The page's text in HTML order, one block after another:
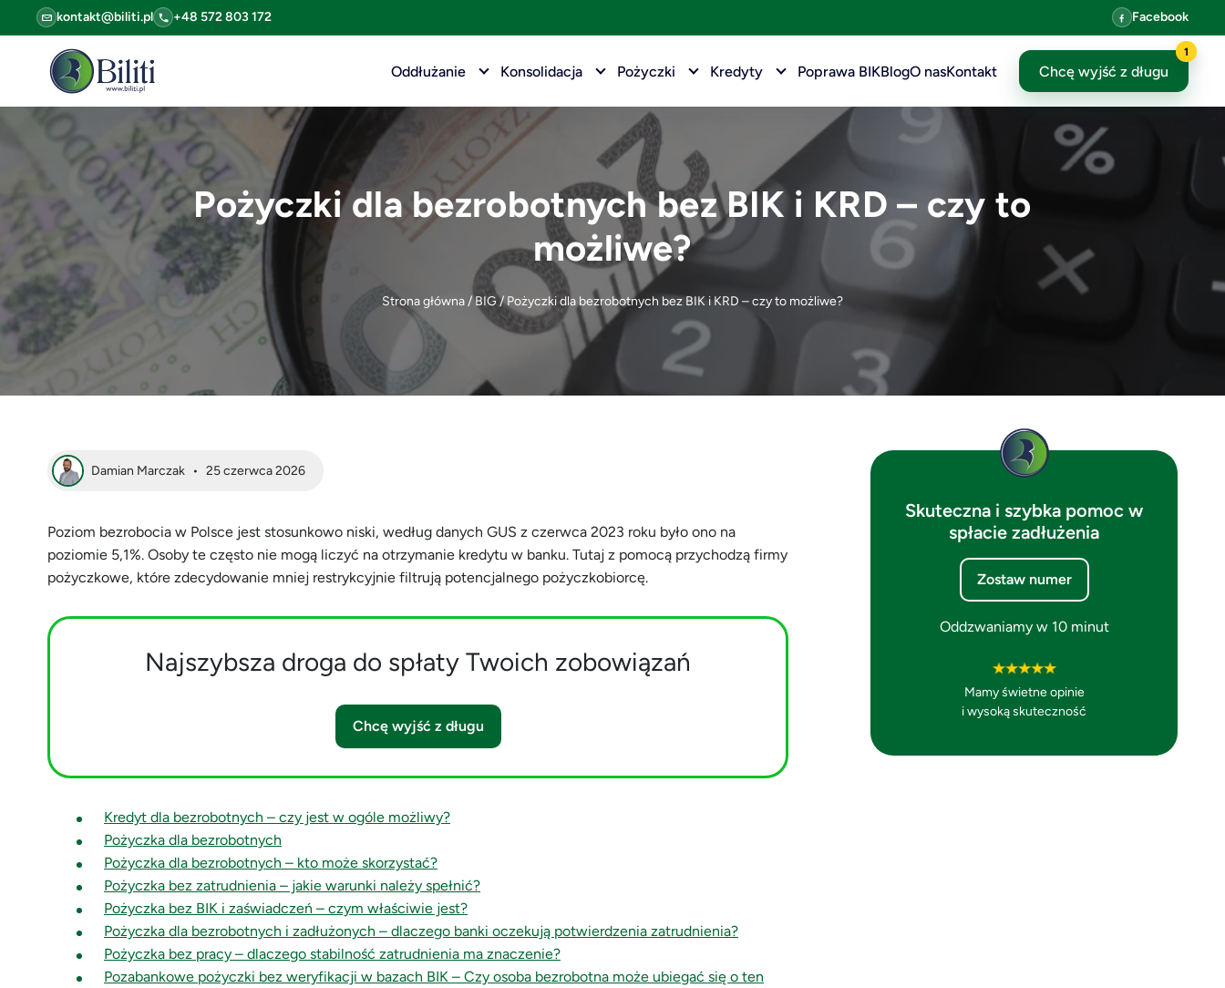
kontakt@biliti.pl +48 572 803 172 Facebook
Oddłużanie Konsolidacja Pożyczki Kredyty Poprawa BIKBlogO nasKontakt Chcę wyjść z długu
1
Pożyczki dla bezrobotnych bez BIK i KRD – czy to
możliwe?
Strona główna/BIG/Pożyczki dla bezrobotnych bez BIK i KRD – czy to możliwe?
Damian Marczak • 25 czerwca 2026
Poziom bezrobocia w Polsce jest stosunkowo niski, według danych GUS z czerwca 2023 roku było ono na
poziomie 5,1%. Osoby te często nie mogą liczyć na otrzymanie kredytu w banku. Tutaj z pomocą przychodzą firmy
pożyczkowe, które zdecydowanie mniej restrykcyjnie filtrują potencjalnego pożyczkobiorcę.
Najszybsza droga do spłaty Twoich zobowiązań
Chcę wyjść z długu
Kredyt dla bezrobotnych – czy jest w ogóle możliwy?
Pożyczka dla bezrobotnych
Pożyczka dla bezrobotnych – kto może skorzystać?
Pożyczka bez zatrudnienia – jakie warunki należy spełnić?
Pożyczka bez BIK i zaświadczeń – czym właściwie jest?
Pożyczka dla bezrobotnych i zadłużonych – dlaczego banki oczekują potwierdzenia zatrudnienia?
Pożyczka bez pracy – dlaczego stabilność zatrudnienia ma znaczenie?
Pozabankowe pożyczki bez weryfikacji w bazach BIK – Czy osoba bezrobotna może ubiegać się o ten
Skuteczna i szybka pomoc w
spłacie zadłużenia
Zostaw numer
Oddzwaniamy w 10 minut
Mamy świetne opinie
i wysoką skuteczność